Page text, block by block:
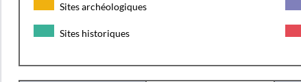
Sites archéologiques
Sites historiques